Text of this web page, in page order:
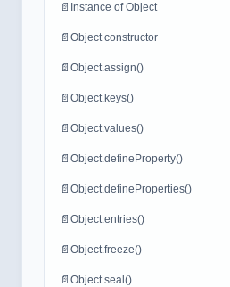
📄 Instance of Object
📄 Object constructor
📄 Object.assign()
📄 Object.keys()
📄 Object.values()
📄 Object.defineProperty()
📄 Object.defineProperties()
📄 Object.entries()
📄 Object.freeze()
📄 Object.seal()